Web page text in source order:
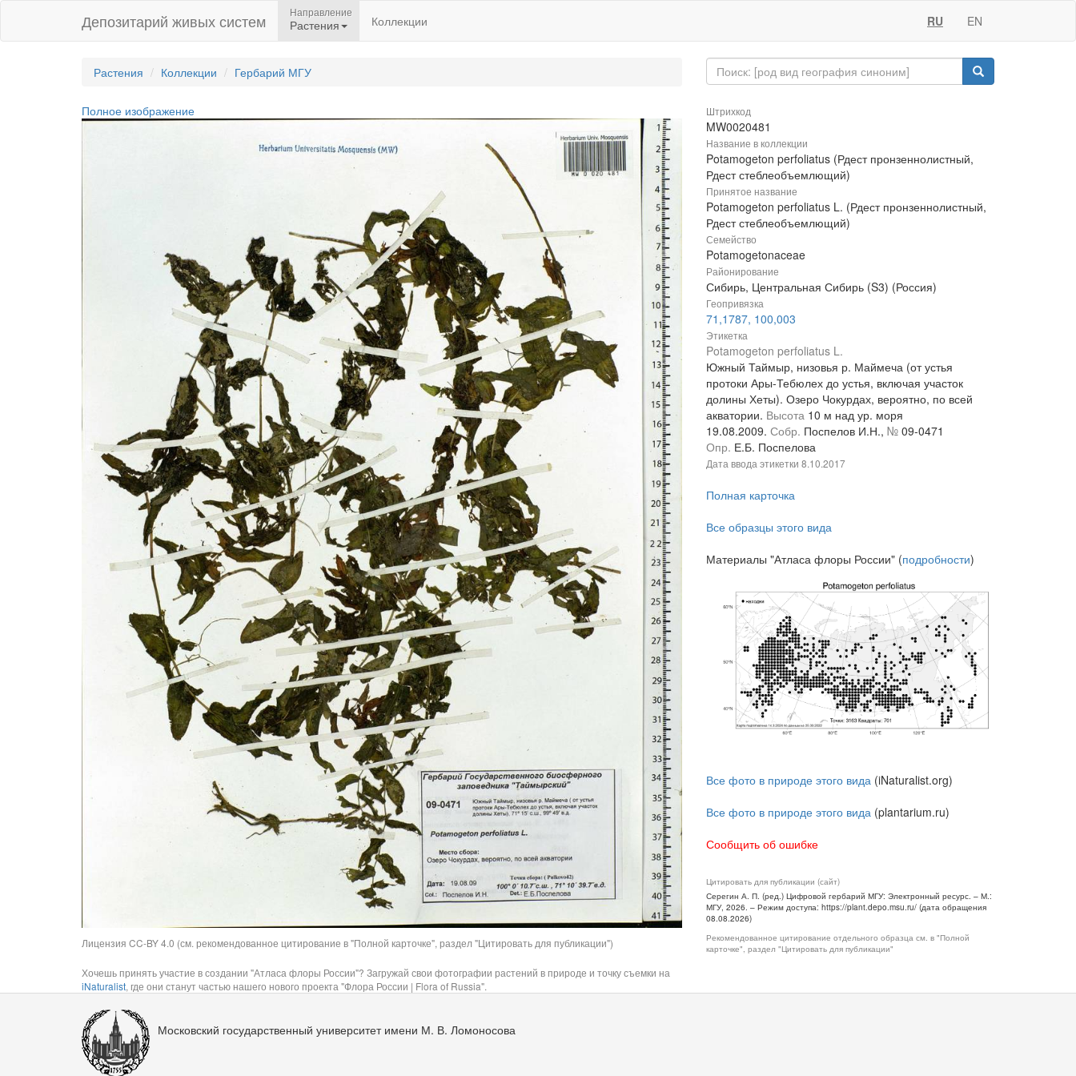
Депозитарий живых систем Направление
Растения Коллекции RU EN
Растения Коллекции Гербарий МГУ
Полное изображение
Лицензия CC-BY 4.0 (см. рекомендованное цитирование в "Полной карточке", раздел "Цитировать для публикации")
Хочешь принять участие в создании "Атласа флоры России"? Загружай свои фотографии растений в природе и точку съемки на
iNaturalist, где они станут частью нашего нового проекта "Флора России | Flora of Russia".
Штрихкод
MW0020481
Название в коллекции
Potamogeton perfoliatus (Рдест пронзеннолистный,
Рдест стеблеобъемлющий)
Принятое название
Potamogeton perfoliatus L. (Рдест пронзеннолистный,
Рдест стеблеобъемлющий)
Семейство
Potamogetonaceae
Районирование
Сибирь, Центральная Сибирь (S3) (Россия)
Геопривязка
71,1787, 100,003
Этикетка
Potamogeton perfoliatus L.
Южный Таймыр, низовья р. Маймеча (от устья
протоки Ары-Тебюлех до устья, включая участок
долины Хеты). Озеро Чокурдах, вероятно, по всей
акватории. Высота 10 м над ур. моря
19.08.2009. Собр. Поспелов И.Н., № 09-0471
Опр. Е.Б. Поспелова
Дата ввода этикетки 8.10.2017
Полная карточка
Все образцы этого вида
Материалы "Атласа флоры России" (подробности)
Все фото в природе этого вида (iNaturalist.org)
Все фото в природе этого вида (plantarium.ru)
Сообщить об ошибке
Цитировать для публикации (сайт)
Серегин А. П. (ред.) Цифровой гербарий МГУ: Электронный ресурс. – М.:
МГУ, 2026. – Режим доступа: https://plant.depo.msu.ru/ (дата обращения
08.08.2026)
Рекомендованное цитирование отдельного образца см. в "Полной
карточке", раздел "Цитировать для публикации"
Московский государственный университет имени М. В. Ломоносова